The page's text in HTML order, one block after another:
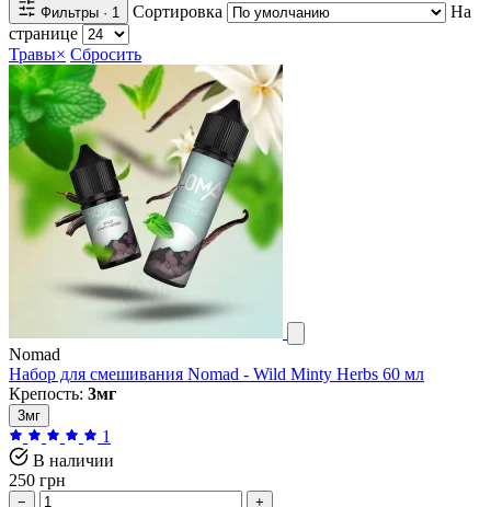
Фильтры · 1 Сортировка
На
странице
Травы× Сбросить
Nomad
Набор для смешивания Nomad - Wild Minty Herbs 60 мл
Крепость: 3мг
3мг
1
В наличии
250 грн
− +